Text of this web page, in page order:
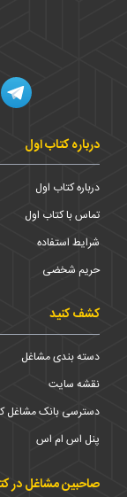
درباره کتاب اول
درباره کتاب اول
تماس با کتاب اول
شرایط استفاده
حریم شخضی
کشف کنید
دسته بندی مشاغل
نقشه سایت
دسترسی بانک مشاغل
پنل اس ام اس
صاحبین مشاغل در